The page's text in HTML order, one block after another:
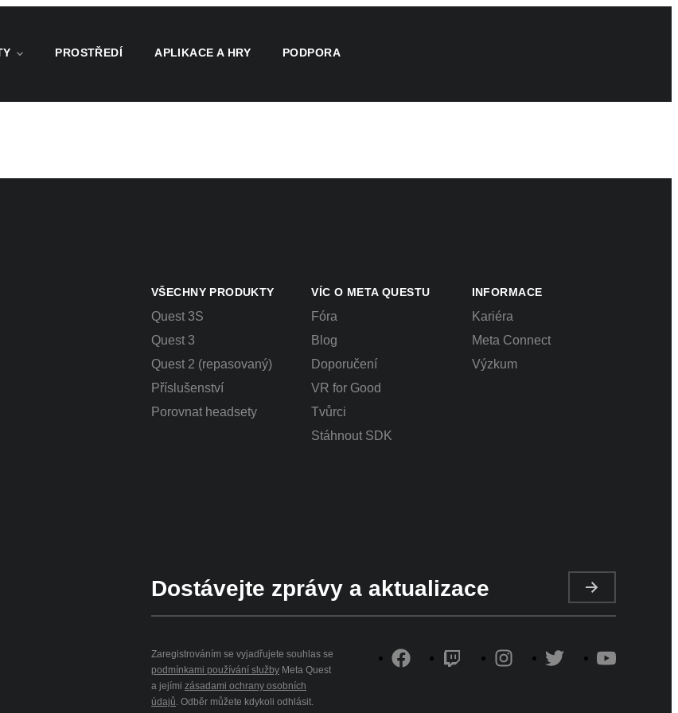
PROSTŘEDÍ APLIKACE A HRY PODPORA
VŠECHNY PRODUKTY
Quest 3S
Quest 3
Quest 2 (repasovaný)
Příslušenství
Porovnat headsety
VÍC O META QUESTU
Fóra
Blog
Doporučení
VR for Good
Tvůrci
Stáhnout SDK
INFORMACE
Kariéra
Meta Connect
Výzkum
Dostávejte zprávy a aktualizace
Zaregistrováním se vyjadřujete souhlas se
podmínkami používání služby Meta Quest
a jejími zásadami ochrany osobních
údajů. Odběr můžete kdykoli odhlásit.